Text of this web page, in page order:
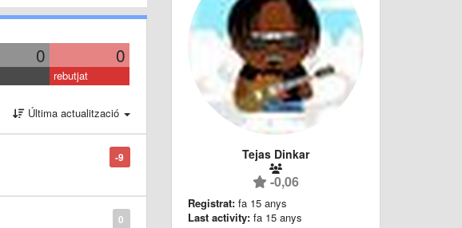
0 0
rebutjat
Última actualització
-9
0
Tejas Dinkar
-0,06
Registrat: fa 15 anys
Last activity: fa 15 anys